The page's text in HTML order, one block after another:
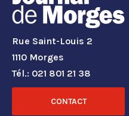
Rue Saint-Louis 2
1110 Morges
Tél.: 021 801 21 38
CONTACT